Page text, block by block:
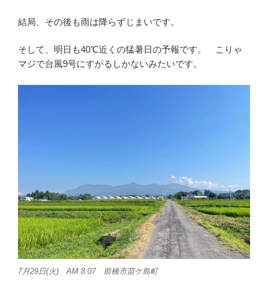
結局、その後も雨は降らずじまいです。
そして、明日も40℃近くの猛暑日の予報です。 こりゃ
マジで台風9号にすがるしかないみたいです。
7月29日(火) AM 8:07 前橋市苗ケ島町